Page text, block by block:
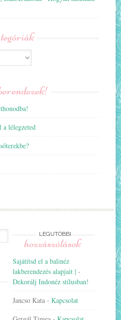
lélegzeted
LEGUTÓBBI
hozzászólások
Sajátítsd el a balinéz
lakberendezés alapjait | -
Dekorálj Indonéz stílusban!
Jancso Kata -Kapcsolat